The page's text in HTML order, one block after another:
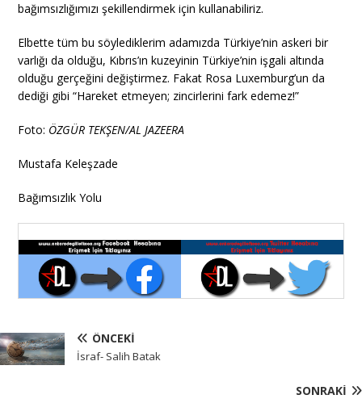
bağımsızlığımızı şekillendirmek için kullanabiliriz.
Elbette tüm bu söylediklerim adamızda Türkiye’nin askeri bir
varlığı da olduğu, Kıbrıs’ın kuzeyinin Türkiye’nin işgali altında
olduğu gerçeğini değiştirmez. Fakat Rosa Luxemburg’un da
dediği gibi “Hareket etmeyen; zincirlerini fark edemez!”
Foto: ÖZGÜR TEKŞEN/AL JAZEERA
Mustafa Keleşzade
Bağımsızlık Yolu
ÖNCEKI
İsraf- Salih Batak
SONRAKI